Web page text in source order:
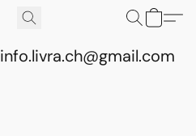
info.livra.ch@gmail.com